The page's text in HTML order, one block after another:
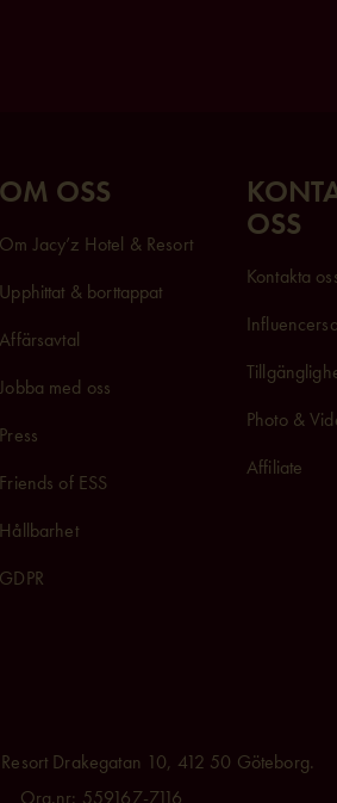
OM OSS
Om Jacy’z Hotel & Resort
Upphittat & borttappat
Affärsavtal
Jobba med oss
Press
Friends of ESS
Hållbarhet
GDPR
OSS
Kontakta
Photo &
Affiliate
Drakegatan 10, 412 50 Göteborg.
Org.nr: 559167-7116